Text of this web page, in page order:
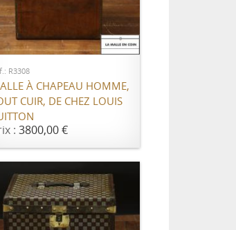
AJOUTER AU PANIER
R3308
À CHAPEAU HOMME,
CUIR, DE CHEZ LOUIS
:3800,00 €